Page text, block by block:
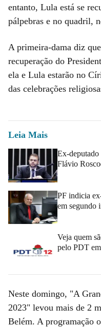
entanto, Lula está se
pálpebras e no quadril,
A primeira-dama diz
recuperação do
ela e Lula estarão no
das celebrações
Leia Mais
Ex-deputado
Flávio
PF indicia
em segundo
Veja quem
pelo PDT
Neste domingo, "A
2023" levou mais de 2
Belém. A programação